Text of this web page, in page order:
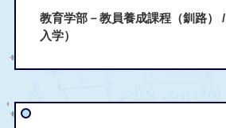
教育学部－教員養成課程（釧路） /
入学）